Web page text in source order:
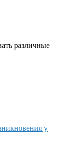
различные
у